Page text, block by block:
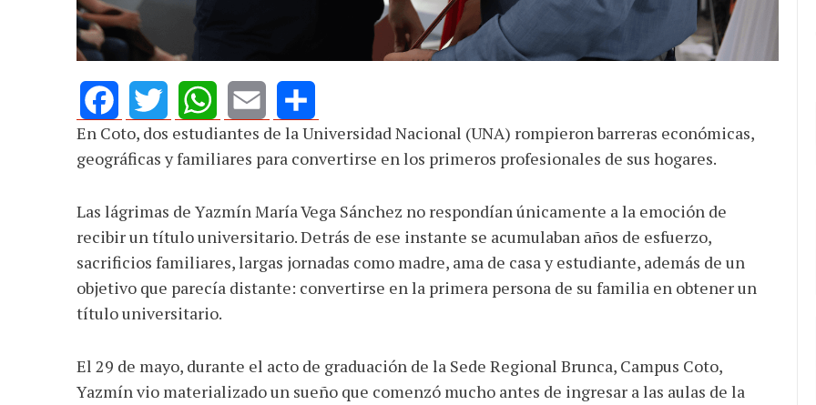
FacebookTwitterWhatsApp
Email Share
En Coto, dos estudiantes de la Universidad Nacional (UNA) rompieron barreras económicas,
geográficas y familiares para convertirse en los primeros profesionales de sus hogares.
Las lágrimas de Yazmín María Vega Sánchez no respondían únicamente a la emoción de
recibir un título universitario. Detrás de ese instante se acumulaban años de esfuerzo,
sacrificios familiares, largas jornadas como madre, ama de casa y estudiante, además de un
objetivo que parecía distante: convertirse en la primera persona de su familia en obtener un
título universitario.
El 29 de mayo, durante el acto de graduación de la Sede Regional Brunca, Campus Coto,
Yazmín vio materializado un sueño que comenzó mucho antes de ingresar a las aulas de la